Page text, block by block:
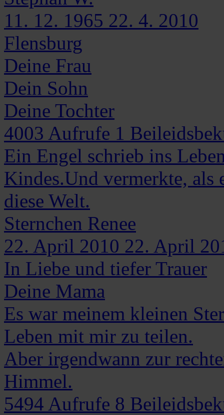
11. 12. 1965 22. 4. 2010
Flensburg
Deine Frau
Dein Sohn
Deine Tochter
4003 Aufrufe 1
Ein Engel schrieb ins
Kindes.Und vermerkte, als
diese Welt.
Sternchen Renee
22. April 2010 22. April
In Liebe und tiefer Trauer
Deine Mama
Es war meinem kleinen
Leben mit mir zu teilen.
Aber irgendwann zur
Himmel.
5494 Aufrufe 8